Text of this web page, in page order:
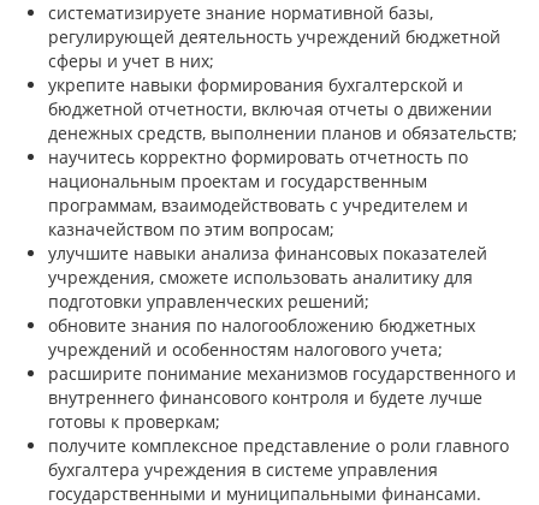
систематизируете знание нормативной базы,
регулирующей деятельность учреждений бюджетной
сферы и учет в них;
укрепите навыки формирования бухгалтерской и
бюджетной отчетности, включая отчеты о движении
денежных средств, выполнении планов и обязательств;
научитесь корректно формировать отчетность по
национальным проектам и государственным
программам, взаимодействовать с учредителем и
казначейством по этим вопросам;
улучшите навыки анализа финансовых показателей
учреждения, сможете использовать аналитику для
подготовки управленческих решений;
обновите знания по налогообложению бюджетных
учреждений и особенностям налогового учета;
расширите понимание механизмов государственного и
внутреннего финансового контроля и будете лучше
готовы к проверкам;
получите комплексное представление о роли главного
бухгалтера учреждения в системе управления
государственными и муниципальными финансами.